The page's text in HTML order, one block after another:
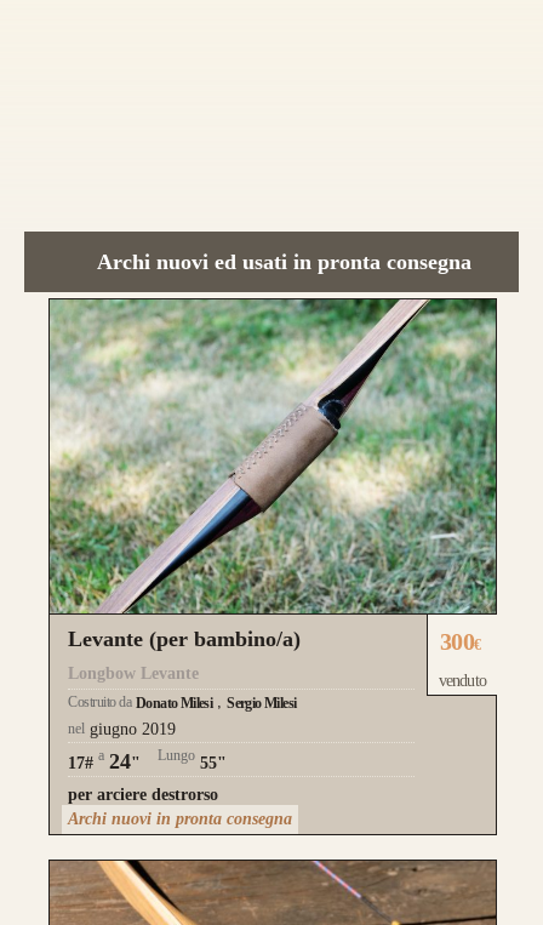
CONFIGURA E ORDINA IL
TUO LONGBOW
Nasce un nuovo modello di punta, uguale
nei colori e nelle essenza ad HELIOS.
Rispetto ad Helios, Alben segue le
caratteristiche del modello Ashram
lamine di legno,due di tasso e due di
bambù.
Fibre di vetro color Nero
da 890€
Archi nuovi ed usati in pronta consegna
Levante (per bambino/a)
Longbow Levante
Costruito da Donato Milesi
Sergio Milesi
nel giugno 2019
17# a 24" Lungo 55"
per arciere destrorso
300€
venduto
Archi nuovi in pronta consegna